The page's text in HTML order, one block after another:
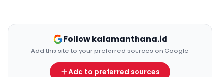
Follow kalamanthana.id
Add this site to your preferred sources on Google
Add to preferred sources